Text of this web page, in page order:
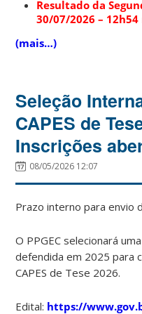
Resultado da
30/07/2026 –
(mais…)
Seleção
CAPES de
Inscrições
08/05/2026 12:07
Prazo interno para
O PPGEC selecionará
defendida em 2025 para
CAPES de Tese 2026.
Edital: https://